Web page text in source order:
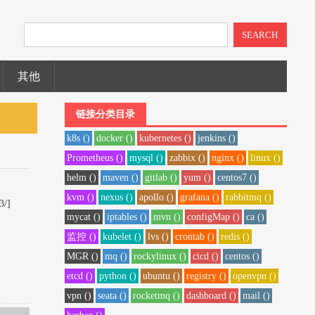
SEARCH
其他
]
链接分类目录
k8s () docker () kubernetes ()
jenkins ()
Prometheus ()
mysql () zabbix () nginx ()
linux ()
helm ()
maven () gitlab () yum ()
centos7 ()
kvm ()
nexus () apollo () grafana ()
rabbitmq ()
mycat ()
iptables () mvn () configMap ()
ca ()
监控 ()
kubelet () lvs () crontab ()
redis ()
MGR ()
mq () rockylinux () cicd ()
centos ()
etcd ()
python () ubuntu () registry ()
openvpn ()
vpn ()
seata () rocketmq () dashboard ()
mail ()